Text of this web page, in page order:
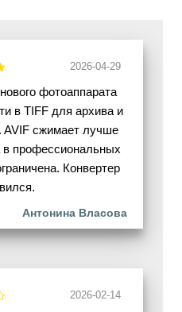
2026-04-29
фотоаппарата
в TIFF для архива и
AVIF сжимает лучше
в профессиональных
Конвертер
Антонина Власова
2026-02-14